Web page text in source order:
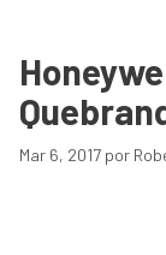
Mar 6, 2017 por